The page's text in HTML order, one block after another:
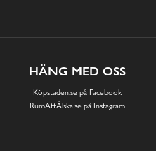
HÄNG MED OSS
Köpstaden.se på Facebook
RumAttÄlska.se på Instagram